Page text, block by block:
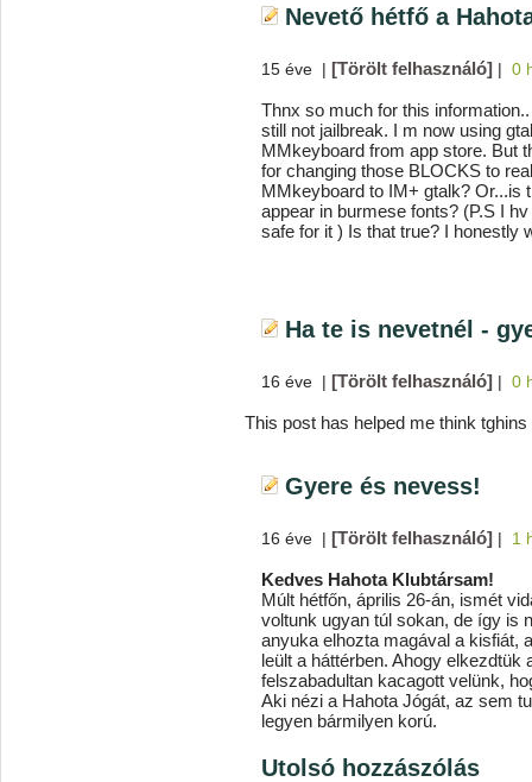
Nevető hétfő a
15 éve | [Törölt felhasználó] | 0
Thnx so much for this
still not jailbreak. I m now using
MMkeyboard from app store. But
for changing those BLOCKS to
MMkeyboard to IM+ gtalk? Or...is
appear in burmese fonts? (P.S I
safe for it ) Is that true? I honestly
Ha te is nevetnél -
16 éve | [Törölt felhasználó] | 0
This post has helped me think tghins
Gyere és nevess!
16 éve | [Törölt felhasználó] | 1
Kedves Hahota Klubtársam!
Múlt hétfőn, április 26-án, ismét
voltunk ugyan túl sokan, de így is
anyuka elhozta magával a kisfiát,
leült a háttérben. Ahogy
felszabadultan kacagott velünk,
Aki nézi a Hahota Jógát, az sem
legyen bármilyen korú.
Utolsó hozzászólás